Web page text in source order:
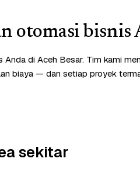
otomasi bisnis
Anda di Aceh Besar. Tim kami
biaya — dan setiap proyek
sekitar